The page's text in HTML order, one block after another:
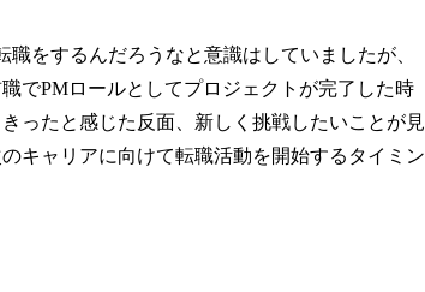
職をするんだろうなと意識はしていましたが、
でPMロールとしてプロジェクトが完了した時
ったと感じた反面、新しく挑戦したいことが見
キャリアに向けて転職活動を開始するタイミン